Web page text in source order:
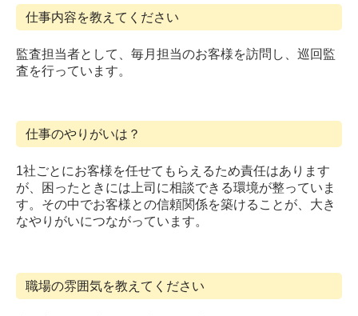
仕事内容を教えてください
監査担当者として、毎月担当のお客様を訪問し、巡回監
査を行っています。
仕事のやりがいは？
1社ごとにお客様を任せてもらえるため責任はあります
が、困ったときには上司に相談できる環境が整っていま
す。その中でお客様との信頼関係を築けることが、大き
なやりがいにつながっています。
職場の雰囲気を教えてください